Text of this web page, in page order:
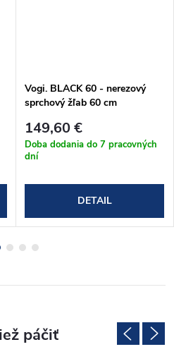
Vogi. BLACK 60 - nerezový
sprchový žľab 60 cm
149,60 €
Doba dodania do 7 pracovných
dní
DETAIL